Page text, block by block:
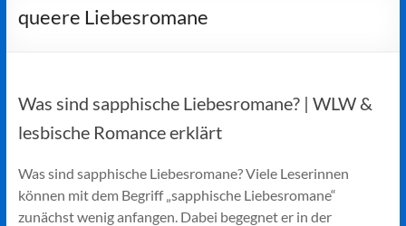
queere Liebesromane
Was sind sapphische Liebesromane? | WLW &
lesbische Romance erklärt
Was sind sapphische Liebesromane? Viele Leserinnen
können mit dem Begriff „sapphische Liebesromane“
zunächst wenig anfangen. Dabei begegnet er in der